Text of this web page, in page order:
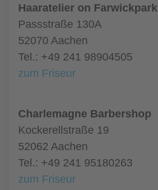
Haaratelier on Farwickpark
Passstraße 130A
52070 Aachen
Tel.: +49 241 98904505
zum Friseur
Charlemagne Barbershop
Kockerellstraße 19
52062 Aachen
Tel.: +49 241 95180263
zum Friseur